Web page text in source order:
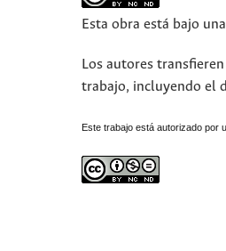
Esta obra está bajo
Los autores
trabajo, incluyendo el
Este trabajo está autorizado por